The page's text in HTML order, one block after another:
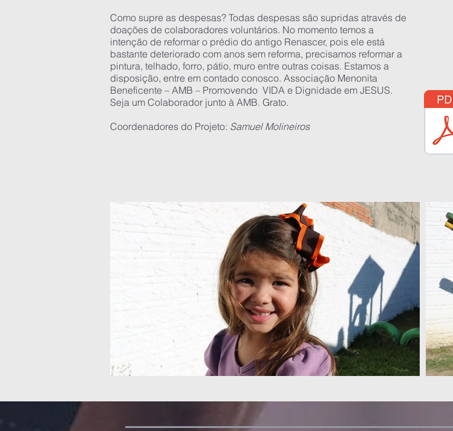
Como supre as despesas? Todas despesas são supridas através de
doações de colaboradores voluntários. No momento temos a
intenção de reformar o prédio do antigo Renascer, pois ele está
bastante deteriorado com anos sem reforma, precisamos reformar a
pintura, telhado, forro, pátio, muro entre outras coisas. Estamos a
disposição, entre em contado conosco. Associação Menonita
Beneficente – AMB – Promovendo VIDA e Dignidade em JESUS.
Seja um Colaborador junto à AMB. Grato.
Coordenadores do Projeto: Samuel Molineiros